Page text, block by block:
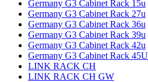
Germany G3 Cabinet Rack 15u
Germany G3 Cabinet Rack 27u
Germany G3 Cabinet Rack 36u
Germany G3 Cabinet Rack 39u
Germany G3 Cabinet Rack 42u
Germany G3 Cabinet Rack 45U
LINK RACK CH
LINK RACK CH GW